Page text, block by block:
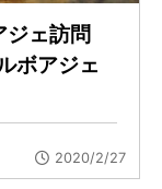
ジェ訪問
ボアジェ
2020/2/27